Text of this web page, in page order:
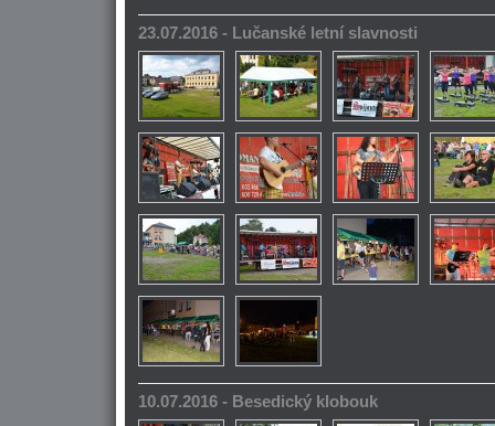
23.07.2016 - Lučanské letní slavnosti
10.07.2016 - Besedický klobouk